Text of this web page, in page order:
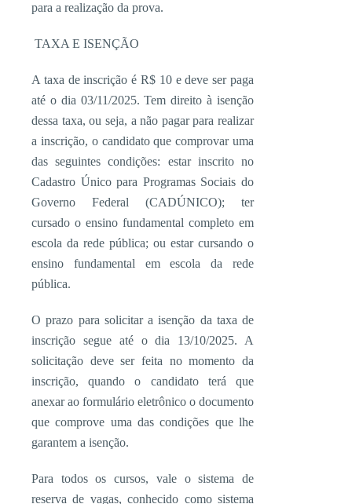
para a realização da prova.
TAXA E ISENÇÃO
A taxa de inscrição é R$ 10 e deve ser paga
até o dia 03/11/2025. Tem direito à isenção
dessa taxa, ou seja, a não pagar para realizar
a inscrição, o candidato que comprovar uma
das seguin­tes condições: estar inscrito no
Cadastro Único para Programas Sociais do
Governo Federal (CA­DÚNICO); ter
cursado o ensino fundamental completo em
escola da rede pública; ou estar cursan­do o
ensino fundamental em es­cola da rede
pública.
O prazo para solicitar a isenção da taxa de
inscrição segue até o dia 13/10/2025. A
solicitação deve ser feita no momento da
inscrição, quando o candidato terá que
anexar ao formulário eletrônico o documento
que com­prove uma das condições que lhe
garantem a isenção.
Para todos os cursos, vale o sis­tema de
reserva de vagas, co­nhecido como sistema